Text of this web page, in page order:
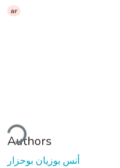
ar
Authors
أنس بوزيان بوحزار